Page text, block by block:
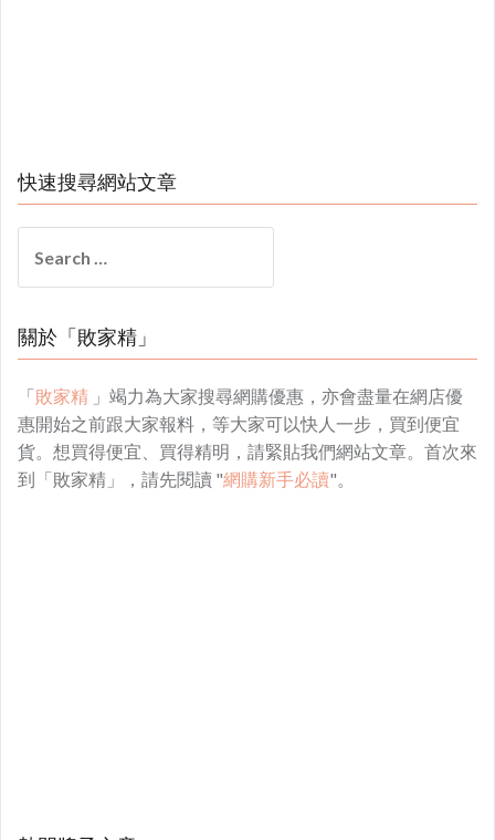
快速搜尋網站文章
for:
關於「敗家精」
「敗家精 」竭力為大家搜尋網購優惠，亦會盡量在網店優
惠開始之前跟大家報料，等大家可以快人一步，買到便宜
貨。想買得便宜、買得精明，請緊貼我們網站文章。首次來
到「敗家精」，請先閱讀 "網購新手必讀"。